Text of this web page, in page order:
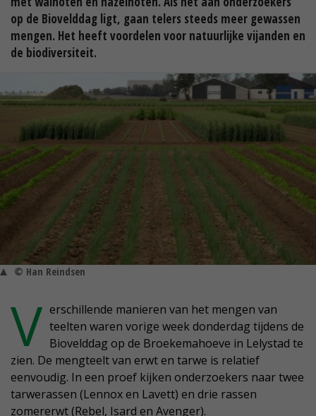
op de Biovelddag ligt, gaan telers steeds meer gewassen
mengen. Het heeft voordelen voor natuurlijke vijanden en
de biodiversiteit.
© Han Reindsen
V erschillende manieren van het mengen van
teelten waren vorige week donderdag tijdens de
Biovelddag op de Broekemahoeve in Lelystad te
zien. De mengteelt van erwt en tarwe is relatief
eenvoudig. In een proef kijken onderzoekers naar twee
tarwerassen (Lennox en Lavett) en drie rassen
zomererwt (Rebel, Isard en Avenger).